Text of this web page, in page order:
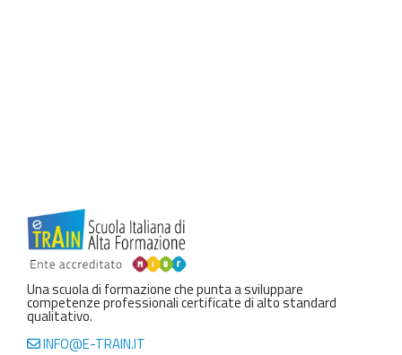
Una scuola di formazione che punta a sviluppare
competenze professionali certificate di alto standard
qualitativo.
INFO@E-TRAIN.IT